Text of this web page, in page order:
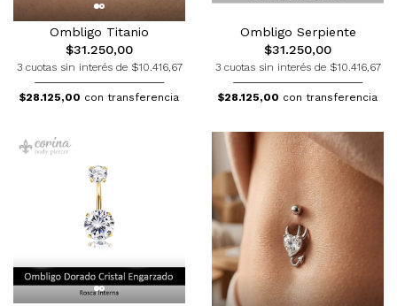
Ombligo Titanio
$31.250,00
3 cuotas sin interés de $10.416,67
$28.125,00 con transferencia
Ombligo Serpiente
$31.250,00
3 cuotas sin interés de $10.416,67
$28.125,00 con transferencia